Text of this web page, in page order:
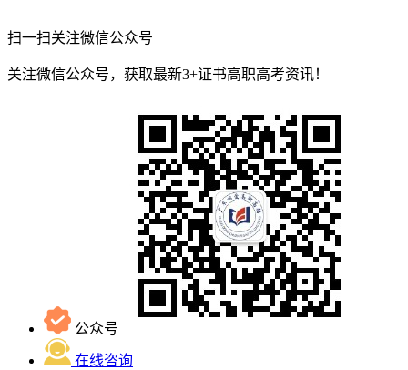
扫一扫关注微信公众号
关注微信公众号，获取最新3+证书高职高考资讯！
公众号
在线咨询